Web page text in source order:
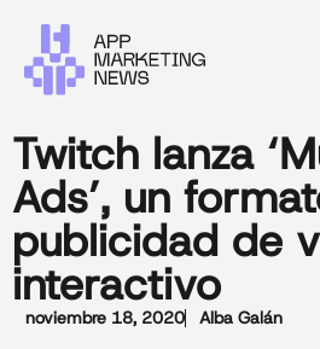
Twitch lanza
Ads’, un
publicidad de
interactivo
noviembre 18, 2020 Alba Galán